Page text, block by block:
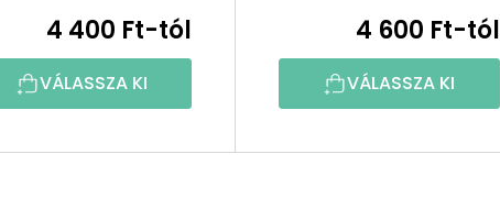
4 400 Ft-tól
VÁLASSZA KI
4 600 Ft-tól
VÁLASSZA KI